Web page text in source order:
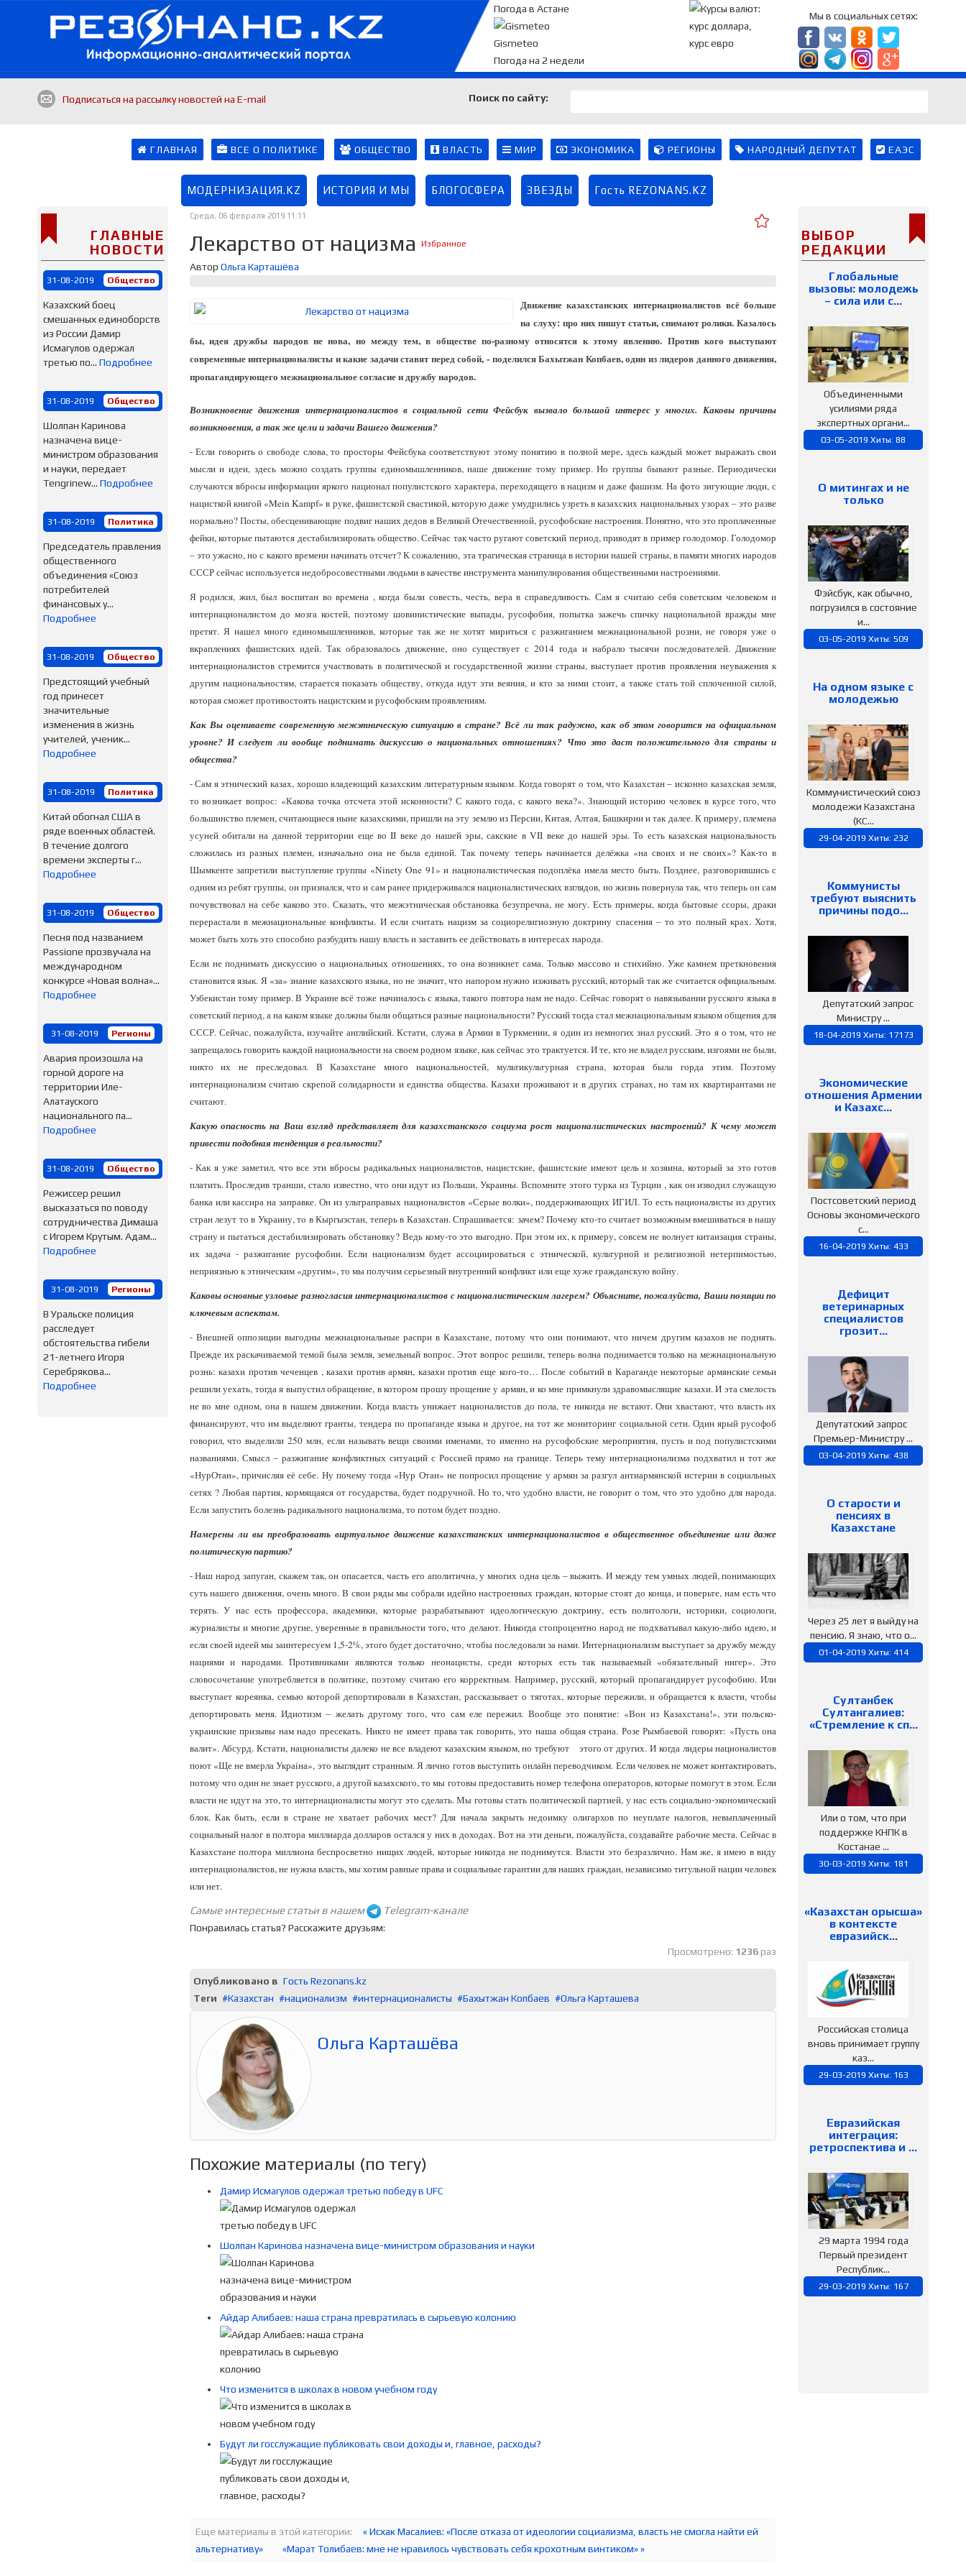
Погода в Астане
Gismeteo
Погода на 2 недели
Мы в социальных сетях:
Подписаться на рассылку новостей на E-mail Поиск по сайту:
ГЛАВНАЯ ВСЕ О ПОЛИТИКЕ ОБЩЕСТВО ВЛАСТЬ МИР ЭКОНОМИКА РЕГИОНЫ НАРОДНЫЙ ДЕПУТАТ ЕАЭС
МОДЕРНИЗАЦИЯ.KZ ИСТОРИЯ И МЫ БЛОГОСФЕРА ЗВЕЗДЫ Гость REZONANS.KZ
ГЛАВНЫЕ
НОВОСТИ
31-08-2019 Общество
Казахский боец
смешанных единоборств
из России Дамир
Исмагулов одержал
третью по... Подробнее
31-08-2019 Общество
Шолпан Каринова
назначена вице-
министром образования
и науки, передает
Тengrinew... Подробнее
31-08-2019 Политика
Председатель правления
общественного
объединения «Союз
потребителей
финансовых у...
Подробнее
31-08-2019 Общество
Предстоящий учебный
год принесет
значительные
изменения в жизнь
учителей, ученик...
Подробнее
31-08-2019 Политика
Китай обогнал США в
ряде военных областей.
В течение долгого
времени эксперты г...
Подробнее
31-08-2019 Общество
Песня под названием
Passione прозвучала на
международном
конкурсе «Новая волна»...
Подробнее
31-08-2019 Регионы
Авария произошла на
горной дороге на
территории Иле-
Алатауского
национального па...
Подробнее
31-08-2019 Общество
Режиссер решил
высказаться по поводу
сотрудничества Димаша
с Игорем Крутым. Адам...
Подробнее
31-08-2019 Регионы
В Уральске полиция
расследует
обстоятельства гибели
21-летнего Игоря
Серебрякова...
Подробнее
Среда, 06 февраля 2019 11:11
Лекарство от нацизма Избранное
Автор Ольга Карташёва
Движение казахстанских интернационалистов всё больше
на слуху: про них пишут статьи, снимают ролики. Казалось
бы, идея дружбы народов не нова, но между тем, в обществе по-разному относятся к этому явлению. Против кого выступают
современные интернационалисты и какие задачи ставят перед собой, - поделился Бахытжан Копбаев, один из лидеров данного движения,
пропагандирующего межнациональное согласие и дружбу народов.
Возникновение движения интернационалистов в социальной сети Фейсбук вызвало большой интерес у многих. Каковы причины
возникновения, а так же цели и задачи Вашего движения?
- Если говорить о свободе слова, то просторы Фейсбука соответствуют этому понятию в полной мере, здесь каждый может выражать свои
мысли и идеи, здесь можно создать группы единомышленников, наше движение тому пример. Но группы бывают разные. Периодически
случаются вбросы информации яркого национал популистского характера, переходящего в нацизм и даже фашизм. На фото зигующие люди, с
нацисткой книгой «Mein Kampf» в руке, фашистской свастикой, которую даже умудрились узреть в казахских национальных узорах – это разве
нормально? Посты, обесценивающие подвиг наших дедов в Великой Отечественной, русофобские настроения. Понятно, что это проплаченные
фейки, которые пытаются дестабилизировать общество. Сейчас так часто ругают советский период, приводят в пример голодомор. Голодомор
– это ужасно, но с какого времени начинать отсчет? К сожалению, эта трагическая страница в истории нашей страны, в памяти многих народов
СССР сейчас используется недобросовестными людьми в качестве инструмента манипулирования общественными настроениями.
Я родился, жил, был воспитан во времена , когда были совесть, честь, вера в справедливость. Сам я считаю себя советским человеком и
интернационалистом до мозга костей, поэтому шовинистические выпады, русофобия, попытка зажечь спичку национальной вражды мне
претят. Я нашел много единомышленников, которые так же не хотят мириться с разжиганием межнациональной розни, не говоря уже о
вкраплениях фашистских идей. Так образовалось движение, оно существует с 2014 года и набрало тысячи последователей. Движение
интернационалистов стремится участвовать в политической и государственной жизни страны, выступает против проявления неуважения к
другим национальностям, старается показать обществу, откуда идут эти веяния, и кто за ними стоит, а также стать той сплоченной силой,
которая сможет противостоять нацистским и русофобским проявлениям.
Как Вы оцениваете современную межэтническую ситуацию в стране? Всё ли так радужно, как об этом говорится на официальном
уровне? И следует ли вообще поднимать дискуссию о национальных отношениях? Что это даст положительного для страны и
общества?
- Сам я этнический казах, хорошо владеющий казахским литературным языком. Когда говорят о том, что Казахстан – исконно казахская земля,
то возникает вопрос: «Какова точка отсчета этой исконности? С какого года, с какого века?». Знающий историю человек в курсе того, что
большинство племен, считающиеся ныне казахскими, пришли на эту землю из Персии, Китая, Алтая, Башкирии и так далее. К примеру, племена
усуней обитали на данной территории еще во II веке до нашей эры, сакские в VII веке до нашей эры. То есть казахская национальность
сложилась из разных племен, изначально она не была единой. Так почему теперь начинается делёжка «на своих и не своих»? Как-то в
Шымкенте запретили выступление группы «Ninety One 91» и националистическая подоплёка имела место быть. Позднее, разговорившись с
одним из ребят группы, он признался, что и сам ранее придерживался националистических взглядов, но жизнь повернула так, что теперь он сам
почувствовал на себе каково это. Сказать, что межэтническая обстановка безупречна, не могу. Есть примеры, когда бытовые ссоры, драки
перерастали в межнациональные конфликты. И если считать нацизм за социорелигиозную доктрину спасения – то это полный крах. Хотя,
может быть хоть это способно разбудить нашу власть и заставить ее действовать в интересах народа.
Если не поднимать дискуссию о национальных отношениях, то она возникнет сама. Только массово и стихийно. Уже камнем преткновения
становится язык. Я «за» знание казахского языка, но не значит, что напором нужно изживать русский, который так же считается официальным.
Узбекистан тому пример. В Украине всё тоже начиналось с языка, такого повтора нам не надо. Сейчас говорят о навязывании русского языка в
советский период, а на каком языке должны были общаться разные национальности? Русский тогда стал межнациональным языком общения для
СССР. Сейчас, пожалуйста, изучайте английский. Кстати, служа в Армии в Туркмении, я один из немногих знал русский. Это я о том, что не
запрещалось говорить каждой национальности на своем родном языке, как сейчас это трактуется. И те, кто не владел русским, изгоями не были,
никто их не преследовал. В Казахстане много национальностей, мультикультурная страна, которая была горда этим. Поэтому
интернационализм считаю скрепой солидарности и единства общества. Казахи проживают и в других странах, но там их квартирантами не
считают.
Какую опасность на Ваш взгляд представляет для казахстанского социума рост националистических настроений? К чему может
привести подобная тенденция в реальности?
- Как я уже заметил, что все эти вбросы радикальных националистов, нацистские, фашистские имеют цель и хозяина, который за это готов
платить. Проследив транши, стало известно, что они идут из Польши, Украины. Вспомните этого турка из Турции , как он изводил служащую
банка или кассира на заправке. Он из ультраправых националистов «Серые волки», поддерживающих ИГИЛ. То есть националисты из других
стран лезут то в Украину, то в Кыргызстан, теперь в Казахстан. Спрашивается: зачем? Почему кто-то считает возможным вмешиваться в нашу
страну и пытаться дестабилизировать обстановку? Ведь кому-то это выгодно. При этом их, к примеру, совсем не волнует китаизация страны,
их задача - разжигание русофобии. Если национализм будет ассоциироваться с этнической, культурной и религиозной нетерпимостью,
неприязнью к этническим «другим», то мы получим серьезный внутренний конфликт или еще хуже гражданскую войну.
Каковы основные узловые разногласия интернационалистов с националистическим лагерем? Объясните, пожалуйста, Ваши позиции по
ключевым аспектам.
- Внешней оппозиции выгодны межнациональные распри в Казахстане, потому что они понимают, что ничем другим казахов не поднять.
Прежде их раскачиваемой темой была земля, земельный вопрос. Этот вопрос решили, теперь волна поднимается только на межнациональную
рознь: казахи против чеченцев , казахи против армян, казахи против еще кого-то… После событий в Караганде некоторые армянские семьи
решили уехать, тогда я выпустил обращение, в котором прошу прощение у армян, и ко мне примкнули здравомыслящие казахи. И эта смелость
не во мне одном, она в нашем движении. Когда власть унижает националистов до пола, те никогда не встают. Они хвастают, что власть их
финансируют, что им выделяют гранты, тендера по пропаганде языка и другое, на тот же мониторинг социальной сети. Один ярый русофоб
говорил, что выделили 250 млн, если называть вещи своими именами, то именно на русофобские мероприятия, пусть и под популистскими
названиями. Смысл – разжигание конфликтных ситуаций с Россией прямо на границе. Теперь тему интернационализма подхватил и тот же
«НурОтан», причисляя её себе. Ну почему тогда «Нур Отан» не попросил прощение у армян за разгул антиармянской истерии в социальных
сетях ? Любая партия, кормящаяся от государства, будет подручной. Но то, что удобно власти, не говорит о том, что это удобно для народа.
Если запустить болезнь радикального национализма, то потом будет поздно.
Намерены ли вы преобразовать виртуальное движение казахстанских интернационалистов в общественное объединение или даже
политическую партию?
- Наш народ запуган, скажем так, он опасается, часть его аполитична, у многих одна цель – выжить. И между тем умных людей, понимающих
суть нашего движения, очень много. В свои ряды мы собрали идейно настроенных граждан, которые стоят до конца, и поверьте, нам есть что
терять. У нас есть профессора, академики, которые разрабатывают идеологическую доктрину, есть политологи, историки, социологи,
журналисты и многие другие, уверенные в правильности того, что делают. Никогда стопроцентно народ не подхватывал какую-либо идею, и
если своей идеей мы заинтересуем 1,5-2%, этого будет достаточно, чтобы последовали за нами. Интернационализм выступает за дружбу между
нациями и народами. Противниками являются только неонацисты, среди которых есть так называемый «обязательный нигер». Это
словосочетание употребляется в политике, поэтому считаю его корректным. Например, русский, который пропагандирует русофобию. Или
выступает кореянка, семью которой депортировали в Казахстан, рассказывает о тяготах, которые пережили, и обращается к власти, чтобы
депортировать меня. Идиотизм – желать другому того, что сам еле пережил. Вообще это понятие: «Вон из Казахстана!», эти польско-
украинские призывы нам надо пресекать. Никто не имеет права так говорить, это наша общая страна. Розе Рымбаевой говорят: «Пусть она
валит». Абсурд. Кстати, националисты далеко не все владеют казахским языком, но требуют этого от других. И когда лидеры националистов
поют «Ще не вмерла Украiна», это выглядит странным. Я лично готов выступить онлайн переводчиком. Если человек не может контактировать,
потому что один не знает русского, а другой казахского, то мы готовы предоставить номер телефона операторов, которые помогут в этом. Если
власти не идут на это, то интернационалисты могут это сделать. Мы готовы стать политической партией, у нас есть социально-экономический
блок. Как быть, если в стране не хватает рабочих мест? Для начала закрыть недоимку олигархов по неуплате налогов, невыплаченный
социальный налог в полтора миллиарда долларов остался у них в доходах. Вот на эти деньги, пожалуйста, создавайте рабочие места. Сейчас в
Казахстане полтора миллиона беспросветно нищих людей, которые никогда не поднимутся. Власти это безразлично. Нам же, я имею в виду
интернационалистов, не нужна власть, мы хотим равные права и социальные гарантии для наших граждан, независимо титульной нации человек
или нет.
Самые интересные статьи в нашем Telegram-канале
Понравилась статья? Расскажите друзьям:
Просмотрено: 1236раз
Опубликовано в Гость Rezonans.kz
Теги
Казахстан национализм интернационалисты Бахытжан Копбаев Ольга Карташева
Ольга Карташёва
Похожие материалы (по тегу)
Дамир Исмагулов одержал третью победу в UFC
Шолпан Каринова назначена вице-министром образования и науки
Айдар Алибаев: наша страна превратилась в сырьевую колонию
Что изменится в школах в новом учебном году
Будут ли госслужащие публиковать свои доходы и, главное, расходы?
Еще материалы в этой категории:
« Исхак Масалиев: «После отказа от идеологии социализма, власть не смогла найти ей
альтернативу»
«Марат Толибаев: мне не нравилось чувствовать себя крохотным винтиком» »
ВЫБОР
РЕДАКЦИИ
Глобальные
вызовы: молодежь
– сила или с…
Объединенными
усилиями ряда
экспертных органи...
03-05-2019 Хиты: 88
О митингах и не
только
Фэйсбук, как обычно,
погрузился в состояние
и...
03-05-2019 Хиты: 509
На одном языке с
молодежью
Коммунистический союз
молодежи Казахстана
(КС...
29-04-2019 Хиты: 232
Коммунисты
требуют выяснить
причины подо…
Депутатский запрос
Министру ...
18-04-2019 Хиты: 17173
Экономические
отношения Армении
и Казахс…
Постсоветский период
Основы экономического
с...
16-04-2019 Хиты: 433
Дефицит
ветеринарных
специалистов
грозит…
Депутатский запрос
Премьер-Министру ...
03-04-2019 Хиты: 438
О старости и
пенсиях в
Казахстане
Через 25 лет я выйду на
пенсию. Я знаю, что о...
01-04-2019 Хиты: 414
Султанбек
Султангалиев:
«Стремление к сп…
Или о том, что при
поддержке КНПК в
Костанае ...
30-03-2019 Хиты: 181
«Казахстан орысша»
в контексте
евразийск…
Российская столица
вновь принимает группу
каз...
29-03-2019 Хиты: 163
Евразийская
интеграция:
ретроспектива и …
29 марта 1994 года
Первый президент
Республик...
29-03-2019 Хиты: 167